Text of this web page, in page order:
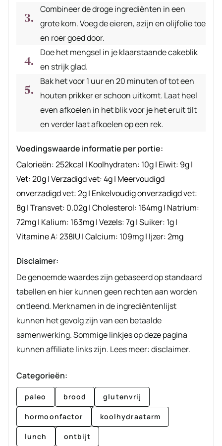
Combineer de droge ingrediënten in een
grote kom. Voeg de eieren, azijn en olijfolie toe
en roer goed door.
Doe het mengsel in je klaarstaande cakeblik
en strijk glad.
Bak het voor 1 uur en 20 minuten of tot een
houten prikker er schoon uitkomt. Laat heel
even afkoelen in het blik voor je het eruit tilt
en verder laat afkoelen op een rek.
Voedingswaarde informatie per portie:
Calorieën:252kcal | Koolhydraten: 10g| Eiwit: 9g|
Vet:20g|Verzadigd vet:4g| Meervoudigd
onverzadigd vet:2g| Enkelvoudig onverzadigd vet:
8g|Transvet: 0.02g|Cholesterol: 164mg| Natrium:
72mg| Kalium: 163mg|Vezels:7g|Suiker: 1g|
Vitamine A:238IU|Calcium: 109mg| Ijzer:2mg
Disclaimer:
De genoemde waardes zijn gebaseerd op standaard
tabellen en hier kunnen geen rechten aan worden
ontleend. Merknamen in de ingrediëntenlijst
kunnen het gevolg zijn van een betaalde
samenwerking. Sommige linkjes op deze pagina
kunnen affiliate links zijn. Lees meer: disclaimer.
Categorieën:
paleo brood glutenvrij
hormoonfactor koolhydraatarm
lunch ontbijt